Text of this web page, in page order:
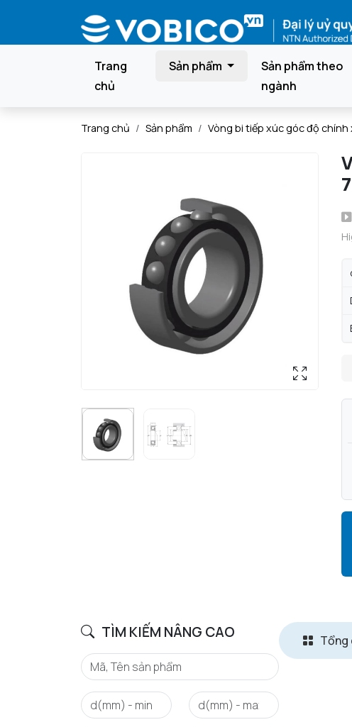
Trang
chủ
Sản phẩm
Sản phẩm theo
ngành
Trang chủ Sản phẩm Vòng bi tiếp xúc góc độ chính
TÌM KIẾM NÂNG CAO Tổng